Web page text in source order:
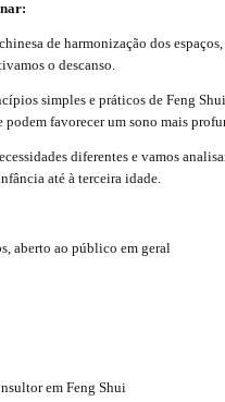
de harmonização dos
o descanso.
simples e práticos de Feng
podem favorecer um sono mais
diferentes e vamos
até à terceira idade.
aberto ao público em geral
em Feng Shui